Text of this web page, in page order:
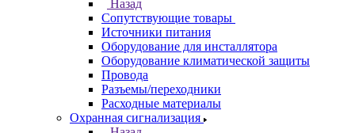
Назад
Сопутствующие товары
Источники питания
Оборудование для инсталлятора
Оборудование климатической защиты
Провода
Разъемы/переходники
Расходные материалы
Охранная сигнализация